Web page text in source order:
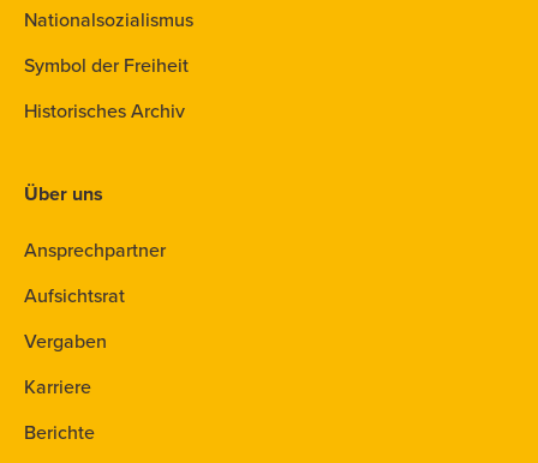
Nationalsozialismus
Symbol der Freiheit
Historisches Archiv
Über uns
Ansprechpartner
Aufsichtsrat
Vergaben
Karriere
Berichte